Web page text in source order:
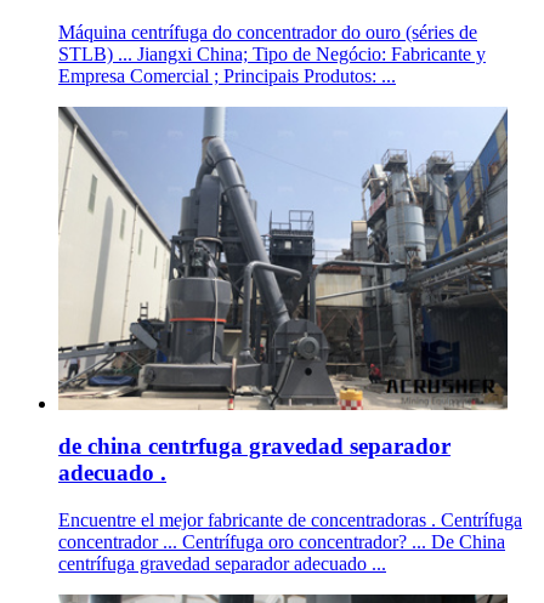
Máquina centrífuga do concentrador do ouro (séries de
STLB) ... Jiangxi China; Tipo de Negócio: Fabricante y
Empresa Comercial ; Principais Produtos: ...
de china centrfuga gravedad separador
adecuado .
Encuentre el mejor fabricante de concentradoras . Centrífuga
concentrador ... Centrífuga oro concentrador? ... De China
centrífuga gravedad separador adecuado ...